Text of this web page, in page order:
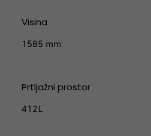
Visina
1585 mm
Prtljažni prostor
412L